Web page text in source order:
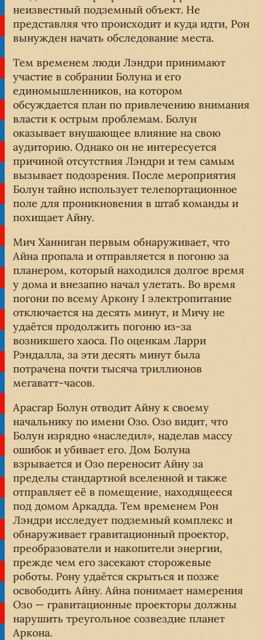
неизвестный подземный объект. Не
представляя что происходит и куда идти, Рон
вынужден начать обследование места.
Тем временем люди Лэндри принимают
участие в собрании Болуна и его
единомышленников, на котором
обсуждается план по привлечению внимания
власти к острым проблемам. Болун
оказывает внушающее влияние на свою
аудиторию. Однако он не интересуется
причиной отсутствия Лэндри и тем самым
вызывает подозрения. После мероприятия
Болун тайно использует телепортационное
поле для проникновения в штаб команды и
похищает Айну.
Мич Ханниган первым обнаруживает, что
Айна пропала и отправляется в погоню за
планером, который находился долгое время
у дома и внезапно начал улетать. Во время
погони по всему Аркону I электропитание
отключается на десять минут, и Мичу не
удаётся продолжить погоню из-за
возникшего хаоса. По оценкам Ларри
Рэндалла, за эти десять минут была
потрачена почти тысяча триллионов
мегаватт-часов.
Арасгар Болун отводит Айну к своему
начальнику по имени Озо. Озо видит, что
Болун изрядно «наследил», наделав массу
ошибок и убивает его. Дом Болуна
взрывается и Озо переносит Айну за
пределы стандартной вселенной и также
отправляет её в помещение, находящееся
под домом Аркадда. Тем временем Рон
Лэндри исследует подземный комплекс и
обнаруживает гравитационный проектор,
преобразователи и накопители энергии,
прежде чем его засекают сторожевые
роботы. Рону удаётся скрыться и позже
освободить Айну. Айна понимает намерения
Озо — гравитационные проекторы должны
нарушить треугольное созвездие планет
Аркона.